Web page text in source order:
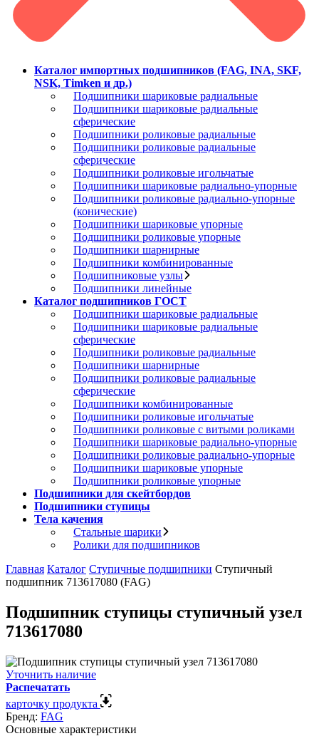
Каталог импортных подшипников (FAG, INA, SKF,
NSK, Timken и др.)
Подшипники шариковые радиальные
Подшипники шариковые радиальные
сферические
Подшипники роликовые радиальные
Подшипники роликовые радиальные
сферические
Подшипники роликовые игольчатые
Подшипники шариковые радиально-упорные
Подшипники роликовые радиально-упорные
(конические)
Подшипники шариковые упорные
Подшипники роликовые упорные
Подшипники шарнирные
Подшипники комбинированные
Подшипниковые узлы
Подшипники линейные
Каталог подшипников ГОСТ
Подшипники шариковые радиальные
Подшипники шариковые радиальные
сферические
Подшипники роликовые радиальные
Подшипники шарнирные
Подшипники роликовые радиальные
сферические
Подшипники комбинированные
Подшипники роликовые игольчатые
Подшипники роликовые с витыми роликами
Подшипники шариковые радиально-упорные
Подшипники роликовые радиально-упорные
Подшипники шариковые упорные
Подшипники роликовые упорные
Подшипники для скейтбордов
Подшипники ступицы
Тела качения
Стальные шарики
Ролики для подшипников
Главная Каталог Ступичные подшипники Ступичный
подшипник 713617080 (FAG)
Подшипник ступицы ступичный узел
713617080
Уточнить наличие
Распечатать
карточку продукта
Бренд: FAG
Основные характеристики